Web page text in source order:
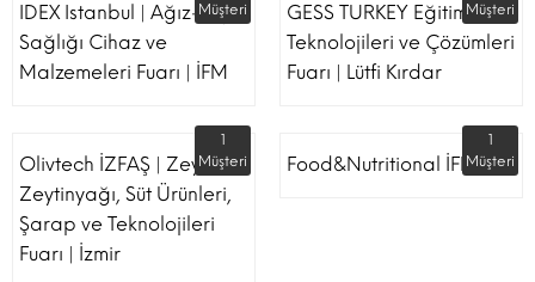
IDEX Istanbul | Ağız-Diş
Sağlığı Cihaz ve
Malzemeleri Fuarı | İFM
Müşteri
GESS TURKEY Eğitim
Teknolojileri ve Çözümleri
Fuarı | Lütfi Kırdar
Müşteri
Olivtech İZFAŞ | Zeytin,
Zeytinyağı, Süt Ürünleri,
Şarap ve Teknolojileri
Fuarı | İzmir
1
Müşteri
Food&Nutritional İFM
1
Müşteri